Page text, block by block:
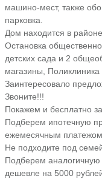
машино-мест, также
парковка.
Дом находится в
Остановка
детских сада и 2
магазины,
Заинтересовало
Звоните!!!
Покажем и бесплатно
Подберем ипотечную
ежемесячным
Не подходите под
Подберем аналогичную
дешевле на 5000